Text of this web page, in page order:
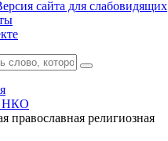
сайта для слабовидящих
НКО
православная религиозная